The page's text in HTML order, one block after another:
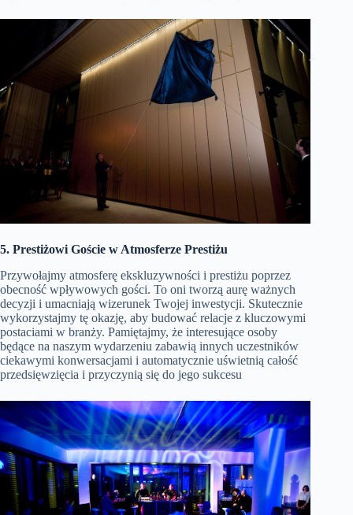
5. Prestiżowi Goście w Atmosferze Prestiżu
Przywołajmy atmosferę ekskluzywności i prestiżu poprzez
obecność wpływowych gości. To oni tworzą aurę ważnych
decyzji i umacniają wizerunek Twojej inwestycji. Skutecznie
wykorzystajmy tę okazję, aby budować relacje z kluczowymi
postaciami w branży. Pamiętajmy, że interesujące osoby
będące na naszym wydarzeniu zabawią innych uczestników
ciekawymi konwersacjami i automatycznie uświetnią całość
przedsięwzięcia i przyczynią się do jego sukcesu